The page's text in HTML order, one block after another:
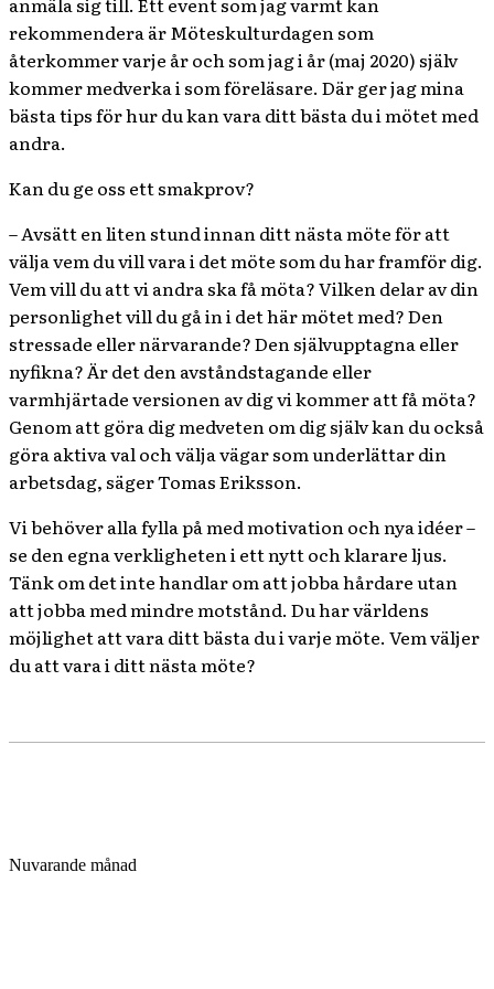
rekommendera är Möteskulturdagen som
återkommer varje år och som jag i år (maj 2020) själv
kommer medverka i som föreläsare. Där ger jag mina
bästa tips för hur du kan vara ditt bästa du i mötet med
andra.
Kan du ge oss ett smakprov?
– Avsätt en liten stund innan ditt nästa möte för att
välja vem du vill vara i det möte som du har framför dig.
Vem vill du att vi andra ska få möta? Vilken delar av din
personlighet vill du gå in i det här mötet med? Den
stressade eller närvarande? Den självupptagna eller
nyfikna? Är det den avståndstagande eller
varmhjärtade versionen av dig vi kommer att få möta?
Genom att göra dig medveten om dig själv kan du också
göra aktiva val och välja vägar som underlättar din
arbetsdag, säger Tomas Eriksson.
Vi behöver alla fylla på med motivation och nya idéer –
se den egna verkligheten i ett nytt och klarare ljus.
Tänk om det inte handlar om att jobba hårdare utan
att jobba med mindre motstånd. Du har världens
möjlighet att vara ditt bästa du i varje möte. Vem väljer
du att vara i ditt nästa möte?
Nuvarande månad